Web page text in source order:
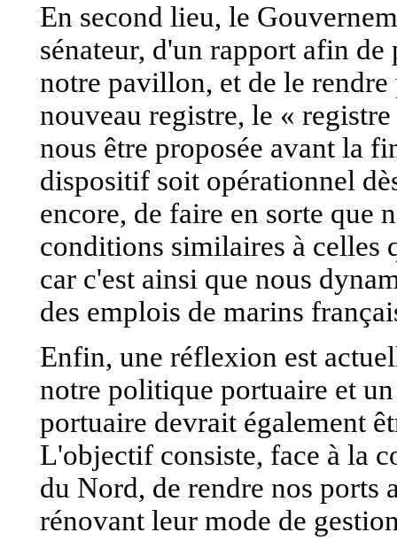
En second lieu, le
sénateur, d'un rapport afin
notre pavillon, et de le
nouveau registre, le «
nous être proposée avant la
dispositif soit opérationnel
encore, de faire en sorte que
conditions similaires à celles
car c'est ainsi que nous
des emplois de marins
Enfin, une réflexion est
notre politique portuaire et
portuaire devrait également
L'objectif consiste, face à la
du Nord, de rendre nos ports
rénovant leur mode de